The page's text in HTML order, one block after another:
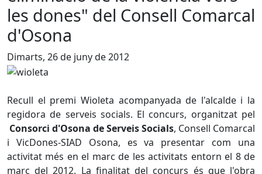
les dones" del Consell Comarcal
d'Osona
Dimarts, 26 de juny de 2012
Recull el premi Wioleta acompanyada de l'alcalde i la
regidora de serveis socials. El concurs, organitzat pel
Consorci d'Osona de Serveis Socials, Consell Comarcal
i VicDones-SIAD Osona, es va presentar com una
activitat més en el marc de les activitats entorn el 8 de
març del 2012. La finalitat del concurs és que l'obra